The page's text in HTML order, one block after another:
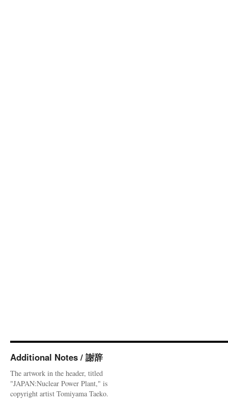
Additional Notes / 謝辞
The artwork in the header, titled
"JAPAN:Nuclear Power Plant," is
copyright artist Tomiyama Taeko.